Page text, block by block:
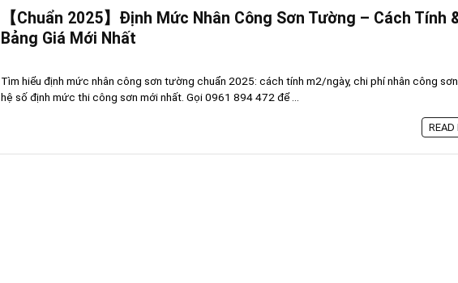
【Chuẩn 2025】Định Mức Nhân Công Sơn Tường – Cách Tính
Bảng Giá Mới Nhất
Tìm hiểu định mức nhân công sơn tường chuẩn 2025: cách tính m2/ngày, chi phí nhân công
hệ số định mức thi công sơn mới nhất. Gọi 0961 894 472 để ...
READ